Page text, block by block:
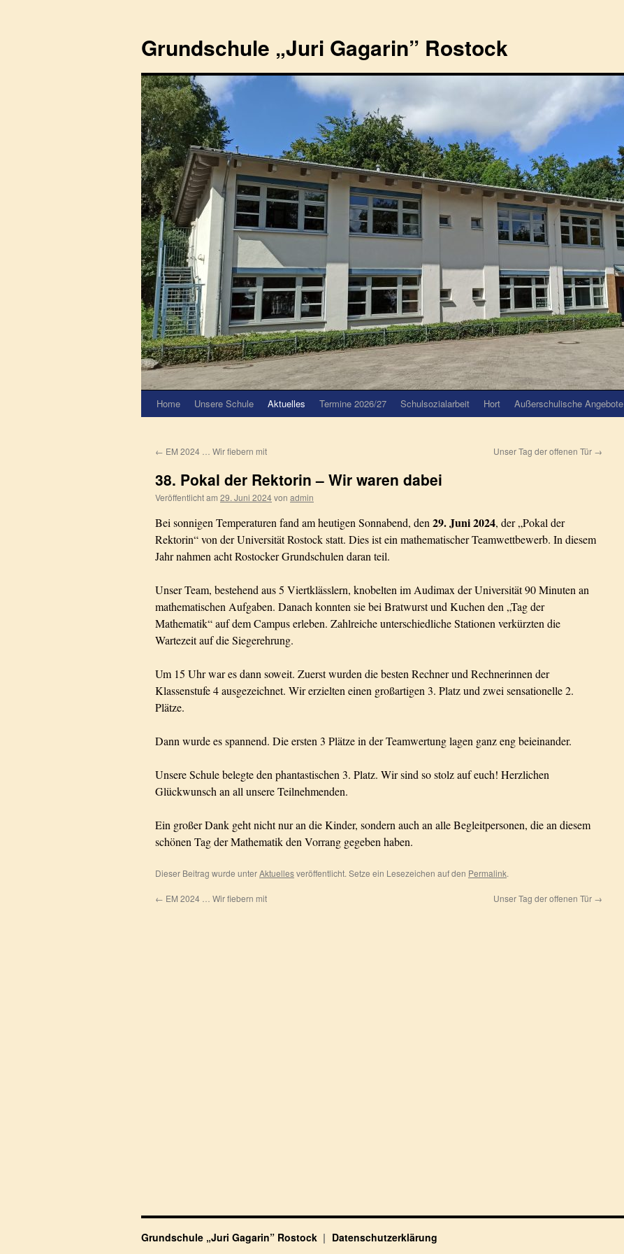
springen
Grundschule „Juri Gagarin” Rostock
Home Unsere Schule Aktuelles Termine 2026/27 Schulsozialarbeit Hort Außerschulische Angebote
← EM 2024 … Wir fiebern mit Unser Tag der offenen Tür →
38. Pokal der Rektorin – Wir waren dabei
Veröffentlicht am 29. Juni 2024von admin
Bei sonnigen Temperaturen fand am heutigen Sonnabend, den 29. Juni 2024, der „Pokal der
Rektorin“ von der Universität Rostock statt. Dies ist ein mathematischer Teamwettbewerb. In diesem
Jahr nahmen acht Rostocker Grundschulen daran teil.
Unser Team, bestehend aus 5 Viertklässlern, knobelten im Audimax der Universität 90 Minuten an
mathematischen Aufgaben. Danach konnten sie bei Bratwurst und Kuchen den „Tag der
Mathematik“ auf dem Campus erleben. Zahlreiche unterschiedliche Stationen verkürzten die
Wartezeit auf die Siegerehrung.
Um 15 Uhr war es dann soweit. Zuerst wurden die besten Rechner und Rechnerinnen der
Klassenstufe 4 ausgezeichnet. Wir erzielten einen großartigen 3. Platz und zwei sensationelle 2.
Plätze.
Dann wurde es spannend. Die ersten 3 Plätze in der Teamwertung lagen ganz eng beieinander.
Unsere Schule belegte den phantastischen 3. Platz. Wir sind so stolz auf euch! Herzlichen
Glückwunsch an all unsere Teilnehmenden.
Ein großer Dank geht nicht nur an die Kinder, sondern auch an alle Begleitpersonen, die an diesem
schönen Tag der Mathematik den Vorrang gegeben haben.
Dieser Beitrag wurde unterAktuellesveröffentlicht. Setze ein Lesezeichen auf den Permalink.
← EM 2024 … Wir fiebern mit Unser Tag der offenen Tür →
Grundschule „Juri Gagarin” Rostock Datenschutzerklärung